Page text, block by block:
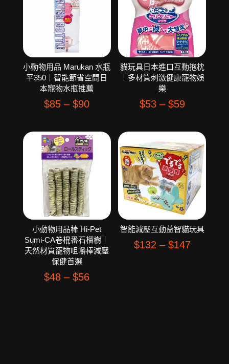
小動物用品 Marukan 水瓶
平350｜智能節省空間日
本寵物水瓶推薦
$85 –$90
貓玩具日本進口互動抱枕
｜多材質刺激健康寵物娛
樂
$53– $59
小動物用品棒 Hi-Pet
Sumi-CA卷棍番石榴樹｜
天然材質寵物咀嚼棒減壓
保健首選
$48 –$56
智能減壓互動益智貓玩具
$132 – $147